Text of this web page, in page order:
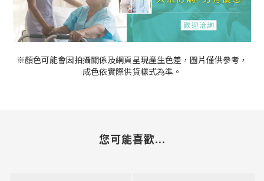
※顏色可能會因拍攝關係及網頁呈現產生色差，圖片僅供參考，
成色依實際供貨樣式為準。
您可能喜歡...